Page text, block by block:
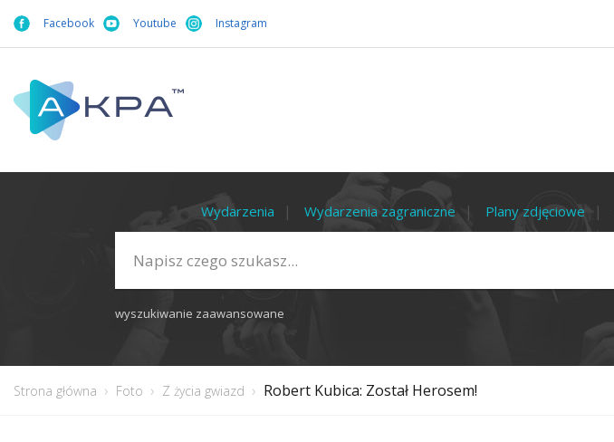
Facebook Youtube Instagram
Wydarzenia Wydarzenia zagraniczne Plany zdjęciowe
wyszukiwanie zaawansowane
Strona główna Foto Z życia gwiazd Robert Kubica: Został Herosem!